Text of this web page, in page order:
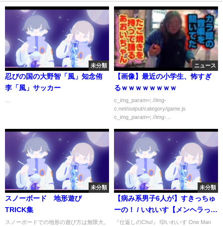
未分類
忍びの国の大野智「風」知念侑
李「風」サッカー
ニュース
【画像】最近の小学生、怖すぎ
るｗｗｗｗｗｗｗｗ
c_img_param=; //img-
c.net/output/category/game.js
c_img_param=; //img-...
未分類
スノーボード 地形遊び
TRICK集
スノーボードでの地形の遊び方は無限大。
未分類
【病み系男子6人が】すきっちゅ
ーの！ / いれいす【メンヘラっぽ
く歌ってみた】
『仕返しのChu!』 🎲いれいす One Man